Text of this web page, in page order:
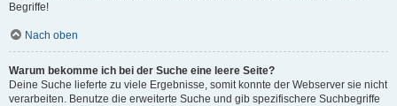
Begriffe!
Nach oben
Warum bekomme ich bei der Suche eine leere Seite?
Deine Suche lieferte zu viele Ergebnisse, somit konnte der Webserver sie nicht
verarbeiten. Benutze die erweiterte Suche und gib spezifischere Suchbegriffe